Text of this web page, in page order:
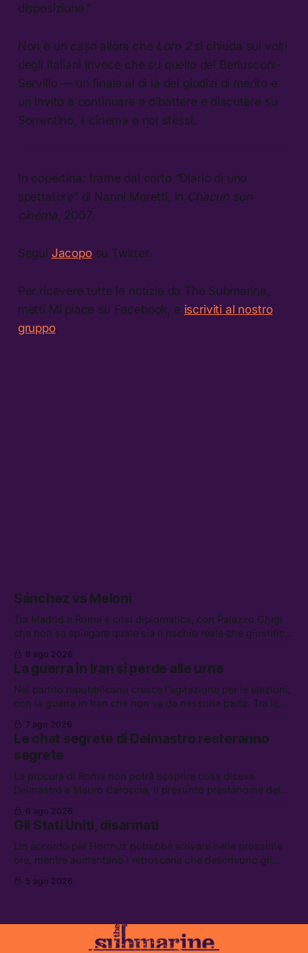
disposizione.”
Non è un caso allora che Loro 2si chiuda sui volti
degli italiani invece che su quello del Berlusconi-
Servillo — un finale al di là dei giudizi di merito e
un invito a continuare a dibattere e discutere su
Sorrentino, il cinema e noi stessi.
In copertina: frame dal corto “Diario di uno
spettatore” di Nanni Moretti, in Chacun son
cinéma, 2007.
Segui Jacoposu Twitter.
Per ricevere tutte le notizie da The Submarine,
metti Mi piace su Facebook, e iscriviti al nostro
gruppo.
Sánchez vs Meloni
Tra Madrid e Roma è crisi diplomatica, con Palazzo Chigi
che non sa spiegare quale sia il rischio reale che giustifica
di difesa tra Arabia Saudita, Pakistan e Turchia, la crisi del
carburante irregolare, e un altro caso di IA ribelle
8 ago 2026
La guerra in Iran si perde alle urne
Nel partito repubblicano cresce l’agitazione per le elezioni,
con la guerra in Iran che non va da nessuna parte. Tra le
lavoro, Schlein prova a mettere in sicurezza la coalizione, e
che cos’è lo “Spiralismo,” la religione degli agenti IA
7 ago 2026
Le chat segrete di Delmastro resteranno
segrete
La procura di Roma non potrà scoprire cosa diceva
Delmastro a Mauro Caroccia, il presunto prestanome del
attacchi in Libano, il governo chiederà 36 miliardi di
flessibilità in armi e energia, e Grokipedia è già stata
abbandonata
6 ago 2026
Gli Stati Uniti, disarmati
Un accordo per Hormuz potrebbe arrivare nelle prossime
ore, mentre aumentano i retroscena che descrivono gli
chi aspetta i dispersi di Ceuta, il boom dei carburanti
5 ago 2026